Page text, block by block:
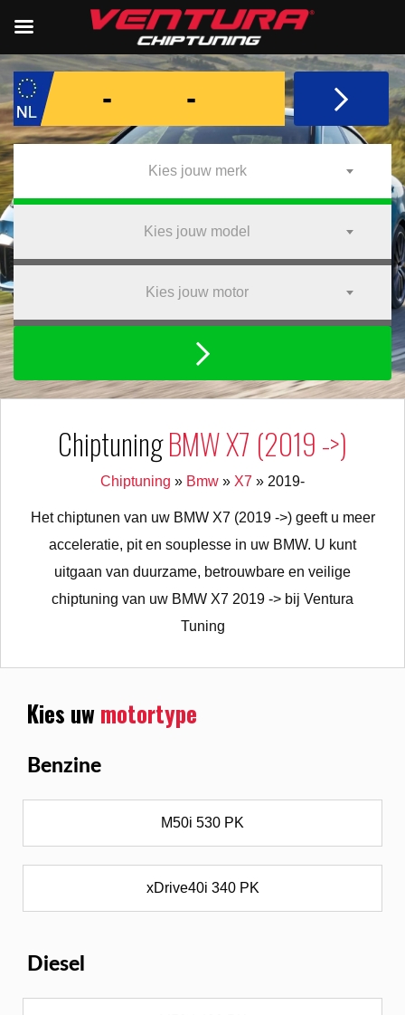
Kies jouw merk
Kies jouw model
Kies jouw motor
ChiptuningBMW X7 (2019 ->)
Chiptuning » Bmw » X7 » 2019-
Het chiptunen van uw BMW X7 (2019 ->) geeft u meer
acceleratie, pit en souplesse in uw BMW. U kunt
uitgaan van duurzame, betrouwbare en veilige
chiptuning van uw BMW X7 2019 -> bij Ventura
Tuning
Kies uwmotortype
Benzine
M50i 530 PK
xDrive40i 340 PK
Diesel